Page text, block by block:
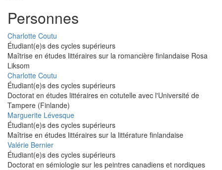
Personnes
Charlotte Coutu
Étudiant(e)s des cycles supérieurs
Maîtrise en études littéraires sur la romancière finlandaise Rosa
Liksom
Charlotte Coutu
Étudiant(e)s des cycles supérieurs
Doctorat en études littéraires en cotutelle avec l'Université de
Tampere (Finlande)
Marguerite Lévesque
Étudiant(e)s des cycles supérieurs
Maîtrise en études littéraires sur la littérature finlandaise
Valérie Bernier
Étudiant(e)s des cycles supérieurs
Doctorat en sémiologie sur les peintres canadiens et nordiques